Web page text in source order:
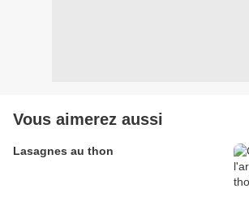
Vous aimerez aussi
Lasagnes au thon